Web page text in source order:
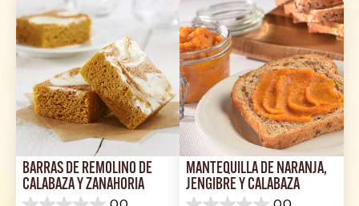
BARRAS DE REMOLINO DE
CALABAZA Y ZANAHORIA
MANTEQUILLA DE NARANJA,
JENGIBRE Y CALABAZA